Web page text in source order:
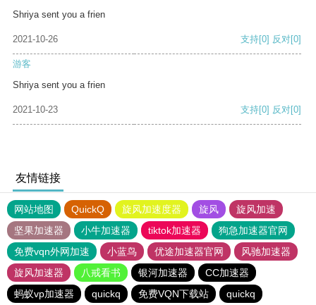
Shriya sent you a frien
2021-10-26 支持[0] 反对[0]
游客
Shriya sent you a frien
2021-10-23 支持[0] 反对[0]
友情链接
网站地图 QuickQ 旋风加速度器 旋风
旋风加速
坚果加速器
小牛加速器 tiktok加速器
狗急加速器官网
免费vqn外网加速
小蓝鸟 优途加速器官网
风驰加速器
旋风加速器
八戒看书 银河加速器
CC加速器
蚂蚁vp加速器
quickq 免费VQN下载站 quickq